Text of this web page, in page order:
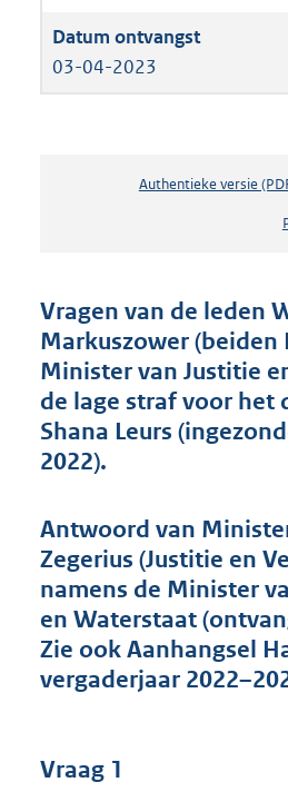
03-04-2023
Authentieke versie
Vragen van de leden
Markuszower (beiden
Minister van Justitie
de lage straf voor het
Shana Leurs
2022).
Antwoord van
Zegerius (Justitie en
namens de Minister
en Waterstaat
Zie ook Aanhangsel
vergaderjaar
Vraag 1